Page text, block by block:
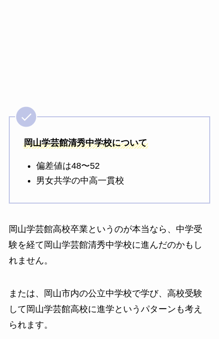
岡山学芸館清秀中学校について
偏差値は48〜52
男女共学の中高一貫校
岡山学芸館高校卒業というのが本当なら、中学受
験を経て岡山学芸館清秀中学校に進んだのかもし
れません。
または、岡山市内の公立中学校で学び、高校受験
して岡山学芸館高校に進学というパターンも考え
られます。